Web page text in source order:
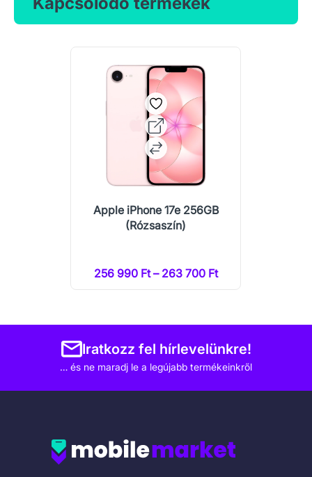
Apple iPhone 17e 256GB
(Rózsaszín)
256 990 Ft – 263 700 Ft
Iratkozz fel hírlevelünkre!
… és ne maradj le a legújabb termékeinkről